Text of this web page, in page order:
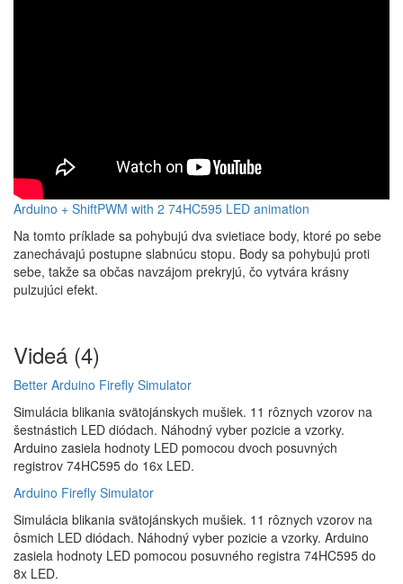
Arduino + ShiftPWM with 2 74HC595 LED animation
Na tomto príklade sa pohybujú dva svietiace body, ktoré po sebe
zanechávajú postupne slabnúcu stopu. Body sa pohybujú proti
sebe, takže sa občas navzájom prekryjú, čo vytvára krásny
pulzujúci efekt.
Videá (4)
Better Arduino Firefly Simulator
Simulácia blikania svätojánskych mušiek. 11 rôznych vzorov na
šestnástich LED diódach. Náhodný vyber pozicie a vzorky.
Arduino zasiela hodnoty LED pomocou dvoch posuvných
registrov 74HC595 do 16x LED.
Arduino Firefly Simulator
Simulácia blikania svätojánskych mušiek. 11 rôznych vzorov na
ôsmich LED diódach. Náhodný vyber pozicie a vzorky. Arduino
zasiela hodnoty LED pomocou posuvného registra 74HC595 do
8x LED.